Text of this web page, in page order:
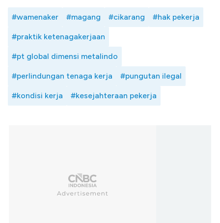
#wamenaker #magang #cikarang #hak pekerja
#praktik ketenagakerjaan
#pt global dimensi metalindo
#perlindungan tenaga kerja #pungutan ilegal
#kondisi kerja #kesejahteraan pekerja